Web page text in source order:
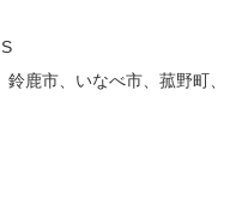
市、いなべ市、菰野町、